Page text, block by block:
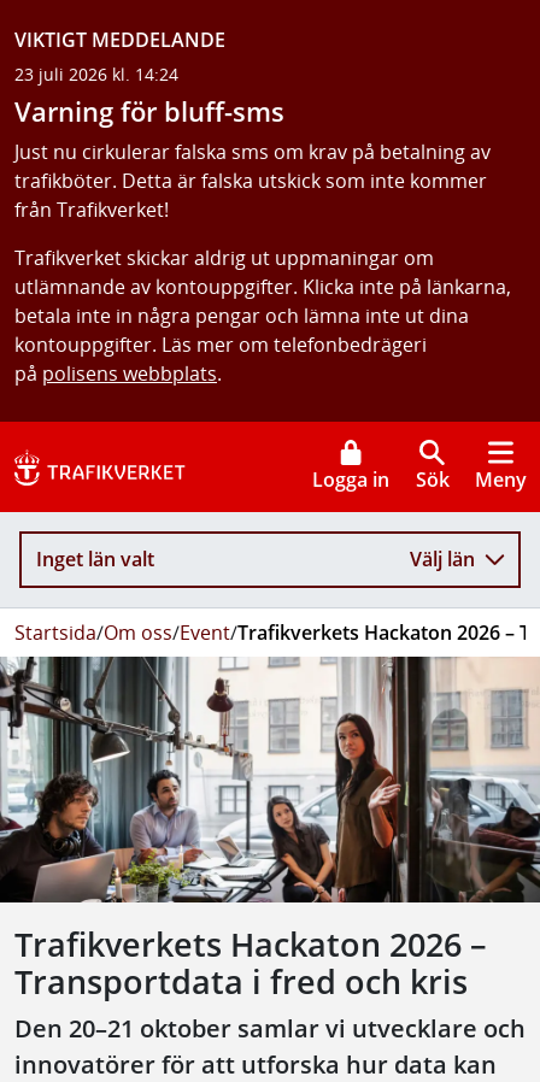
VIKTIGT MEDDELANDE
23 juli 2026 kl. 14:24
Varning för bluff-sms
Just nu cirkulerar falska sms om krav på betalning av
trafikböter. Detta är falska utskick som inte kommer
från Trafikverket!
Trafikverket skickar aldrig ut uppmaningar om
utlämnande av kontouppgifter. Klicka inte på länkarna,
betala inte in några pengar och lämna inte ut dina
kontouppgifter. Läs mer om telefonbedrägeri
på polisens webbplats.
Logga in Sök Meny
Inget län valt Välj län
Startsida/Om oss/Event/Trafikverkets Hackaton 2026 –
Trafikverkets Hackaton 2026 –
Transportdata i fred och kris
Den 20–21 oktober samlar vi utvecklare och
innovatörer för att utforska hur data kan